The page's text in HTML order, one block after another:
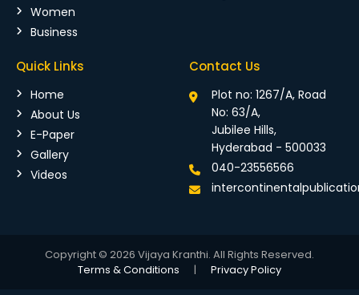
Women
Business
Quick Links
Home
About Us
E-Paper
Gallery
Videos
Contact Us
Plot no: 1267/A, Road
No: 63/A,
Jubilee Hills,
Hyderabad - 500033
040-23556566
Copyright © 2026 Vijaya Kranthi. All Rights Reserved.
Terms & Conditions
| Privacy Policy